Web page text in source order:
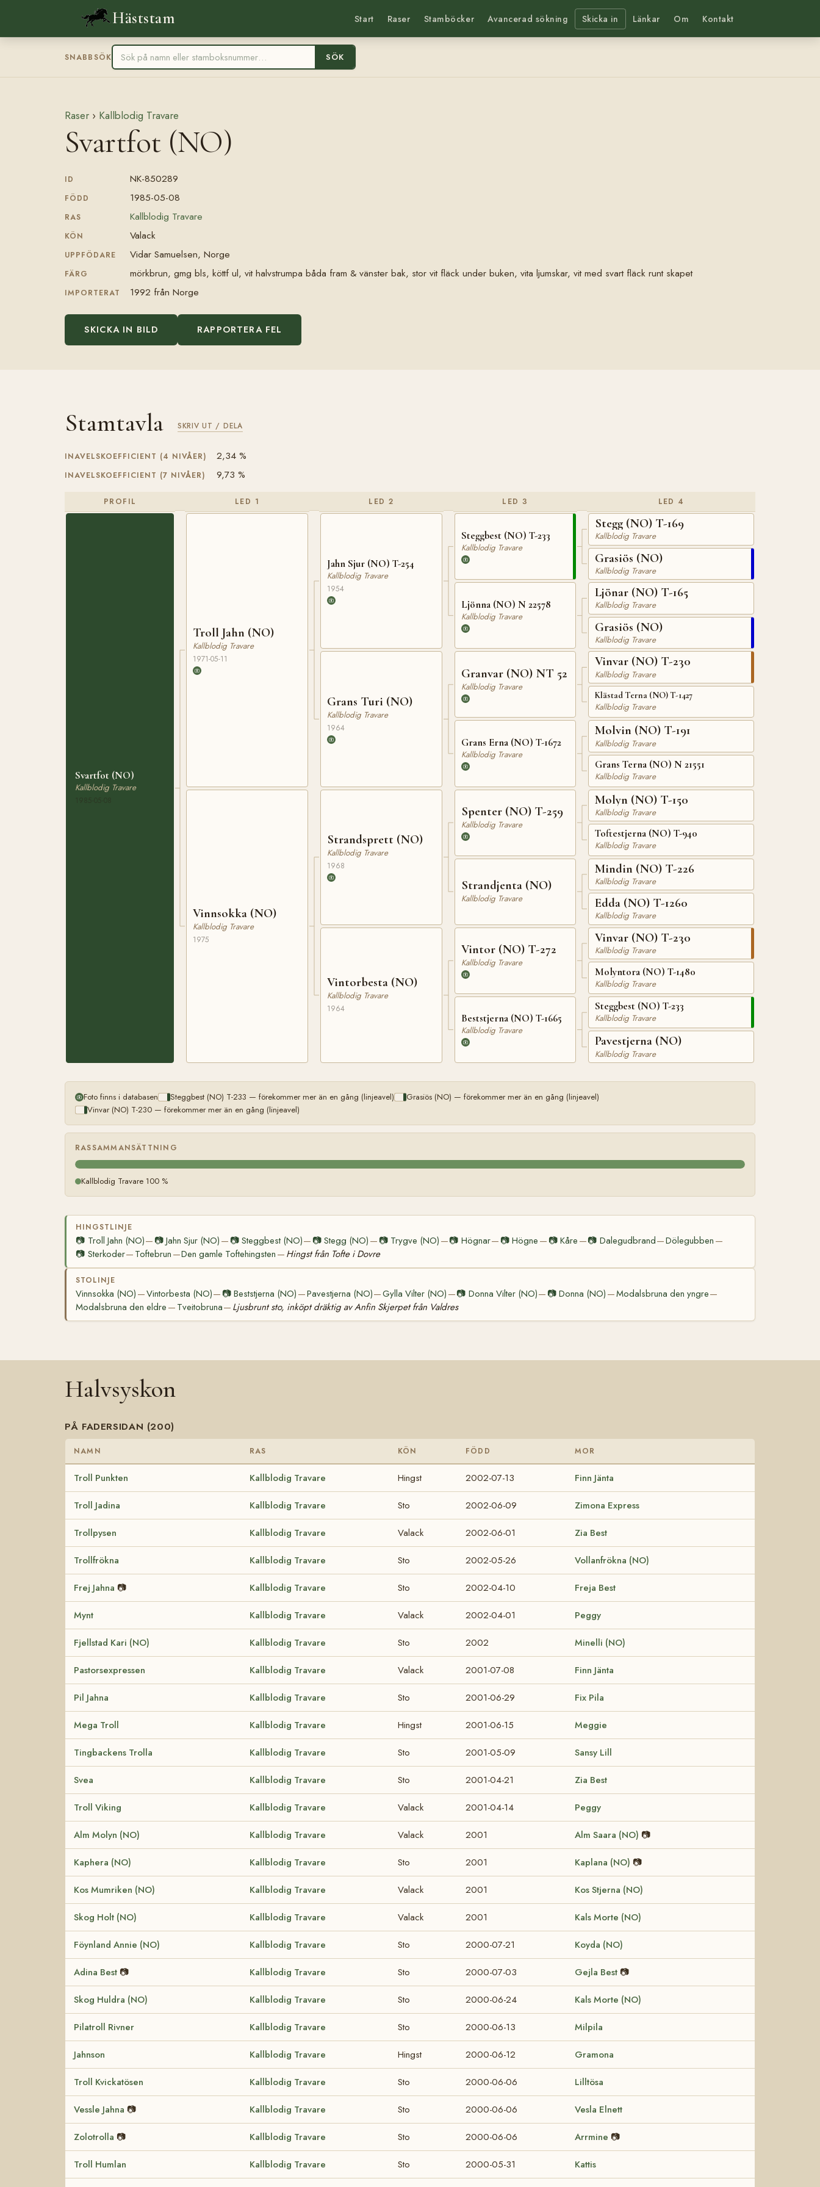
Häststam Start Raser Stamböcker Avancerad sökning Skicka in Länkar Om Kontakt
SNABBSÖK SÖK
Raser › Kallblodig Travare
Svartfot (NO)
ID NK-850289
FÖDD 1985-05-08
RAS Kallblodig Travare
KÖN Valack
UPPFÖDARE Vidar Samuelsen, Norge
FÄRG mörkbrun, gmg bls, köttf ul, vit halvstrumpa båda fram & vänster bak, stor vit fläck under buken, vita ljumskar, vit med svart fläck runt skapet
IMPORTERAT 1992 från Norge
SKICKA IN BILD RAPPORTERA FEL
Stamtavla SKRIV UT / DELA
INAVELSKOEFFICIENT (4 NIVÅER) 2,34 %
INAVELSKOEFFICIENT (7 NIVÅER) 9,73 %
PROFIL
Svartfot (NO)
Kallblodig Travare
LED 1
Troll Jahn (NO)
Kallblodig Travare
1971-05-11
Vinnsokka (NO)
Kallblodig Travare
1975
LED 2
Jahn Sjur (NO) T-254
Kallblodig Travare
1954
Grans Turi (NO)
Kallblodig Travare
1964
Strandsprett (NO)
Kallblodig Travare
1968
Vintorbesta (NO)
Kallblodig Travare
1964
LED 3
Steggbest (NO) T-233
Kallblodig Travare
Ljönna (NO) N 22578
Kallblodig Travare
Granvar (NO) NT 52
Kallblodig Travare
Grans Erna (NO) T-1672
Kallblodig Travare
Spenter (NO) T-259
Kallblodig Travare
Strandjenta (NO)
Kallblodig Travare
Vintor (NO) T-272
Kallblodig Travare
Beststjerna (NO) T-1665
Kallblodig Travare
LED 4
Stegg (NO) T-169
Kallblodig Travare
Grasiös (NO)
Kallblodig Travare
Ljönar (NO) T-165
Kallblodig Travare
Grasiös (NO)
Kallblodig Travare
Vinvar (NO) T-230
Kallblodig Travare
Klästad Terna (NO) T-1427
Kallblodig Travare
Molvin (NO) T-191
Kallblodig Travare
Grans Terna (NO) N 21551
Kallblodig Travare
Molyn (NO) T-150
Kallblodig Travare
Toftestjerna (NO) T-940
Kallblodig Travare
Mindin (NO) T-226
Kallblodig Travare
Edda (NO) T-1260
Kallblodig Travare
Vinvar (NO) T-230
Kallblodig Travare
Molyntora (NO) T-1480
Kallblodig Travare
Steggbest (NO) T-233
Kallblodig Travare
Pavestjerna (NO)
Kallblodig Travare
Foto finns i databasen Steggbest (NO) T-233 — förekommer mer än en gång (linjeavel)
Grasiös (NO) — förekommer mer än en gång (linjeavel)
Vinvar (NO) T-230 — förekommer mer än en gång (linjeavel)
RASSAMMANSÄTTNING
Kallblodig Travare 100 %
HINGSTLINJE
📷 Troll Jahn (NO)— 📷Jahn Sjur (NO) — 📷 Steggbest (NO)— 📷 Stegg (NO) — 📷 Trygve (NO) —📷 Högnar— 📷Högne — 📷Kåre —📷 Dalegudbrand—Dölegubben —
📷 Sterkoder— Toftebrun —Den gamle Toftehingsten — Hingst från Tofte i Dovre
STOLINJE
Vinnsokka (NO) —Vintorbesta (NO)— 📷Beststjerna (NO) —Pavestjerna (NO)—Gylla Vilter (NO) —📷 Donna Vilter (NO)— 📷Donna (NO) —Modalsbruna den yngre—
Modalsbruna den eldre — Tveitobruna— Ljusbrunt sto, inköpt dräktig av Anfin Skjerpet från Valdres
Halvsyskon
PÅ FADERSIDAN (200)
NAMN RAS KÖN FÖDD MOR
Troll Punkten Kallblodig Travare Hingst 2002-07-13 Finn Jänta
Troll Jadina Kallblodig Travare Sto 2002-06-09 Zimona Express
Trollpysen Kallblodig Travare Valack 2002-06-01 Zia Best
Trollfrökna Kallblodig Travare Sto 2002-05-26 Vollanfrökna (NO)
Frej Jahna 📷 Kallblodig Travare Sto 2002-04-10 Freja Best
Mynt Kallblodig Travare Valack 2002-04-01 Peggy
Fjellstad Kari (NO) Kallblodig Travare Sto 2002 Minelli (NO)
Pastorsexpressen Kallblodig Travare Valack 2001-07-08 Finn Jänta
Pil Jahna Kallblodig Travare Sto 2001-06-29 Fix Pila
Mega Troll Kallblodig Travare Hingst 2001-06-15 Meggie
Tingbackens Trolla Kallblodig Travare Sto 2001-05-09 Sansy Lill
Svea Kallblodig Travare Sto 2001-04-21 Zia Best
Troll Viking Kallblodig Travare Valack 2001-04-14 Peggy
Alm Molyn (NO) Kallblodig Travare Valack 2001 Alm Saara (NO) 📷
Kaphera (NO) Kallblodig Travare Sto 2001 Kaplana (NO) 📷
Kos Mumriken (NO) Kallblodig Travare Valack 2001 Kos Stjerna (NO)
Skog Holt (NO) Kallblodig Travare Valack 2001 Kals Morte (NO)
Föynland Annie (NO) Kallblodig Travare Sto 2000-07-21 Koyda (NO)
Adina Best 📷 Kallblodig Travare Sto 2000-07-03 Gejla Best 📷
Skog Huldra (NO) Kallblodig Travare Sto 2000-06-24 Kals Morte (NO)
Pilatroll Rivner Kallblodig Travare Sto 2000-06-13 Milpila
Jahnson Kallblodig Travare Hingst 2000-06-12 Gramona
Troll Kvickatösen Kallblodig Travare Sto 2000-06-06 Lilltösa
Vessle Jahna 📷 Kallblodig Travare Sto 2000-06-06 Vesla Elnett
Zolotrolla 📷 Kallblodig Travare Sto 2000-06-06 Arrmine 📷
Troll Humlan Kallblodig Travare Sto 2000-05-31 Kattis